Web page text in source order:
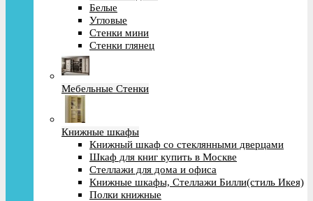
Белые
Угловые
Стенки мини
Стенки глянец
Мебельные Стенки
Книжные шкафы
Книжный шкаф со стеклянными дверцами
Шкаф для книг купить в Москве
Стеллажи для дома и офиса
Книжные шкафы, Стеллажи Билли(стиль Икея)
Полки книжные